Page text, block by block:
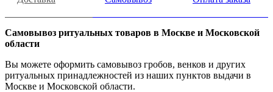
Самовывоз ритуальных товаров в Москве и Московской
области
Вы можете оформить самовывоз гробов, венков и других
ритуальных принадлежностей из наших пунктов выдачи в
Москве и Московской области.